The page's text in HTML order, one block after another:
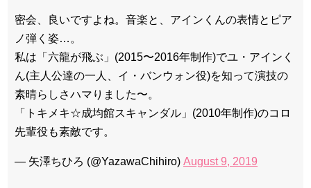
密会、良いですよね。音楽と、アインくんの表情とピア
ノ弾く姿…。
私は「六龍が飛ぶ」(2015〜2016年制作)でユ・アインく
ん(主人公達の一人、イ・バンウォン役)を知って演技の
素晴らしさハマりました〜。
「トキメキ☆成均館スキャンダル」(2010年制作)のコロ
先輩役も素敵です。
— 矢澤ちひろ (@YazawaChihiro) August 9, 2019